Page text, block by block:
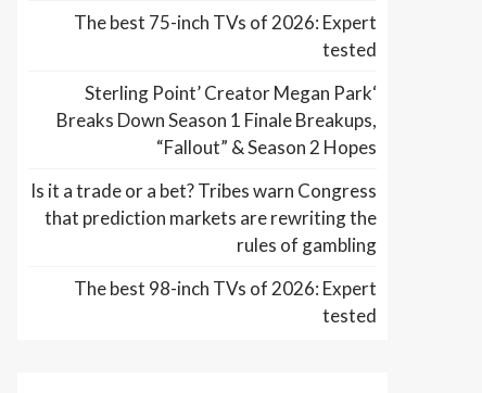
The best 75-inch TVs of 2026: Expert
tested
‘Sterling Point’ Creator Megan Park
Breaks Down Season 1 Finale Breakups,
“Fallout” & Season 2 Hopes
Is it a trade or a bet? Tribes warn Congress
that prediction markets are rewriting the
rules of gambling
The best 98-inch TVs of 2026: Expert
tested